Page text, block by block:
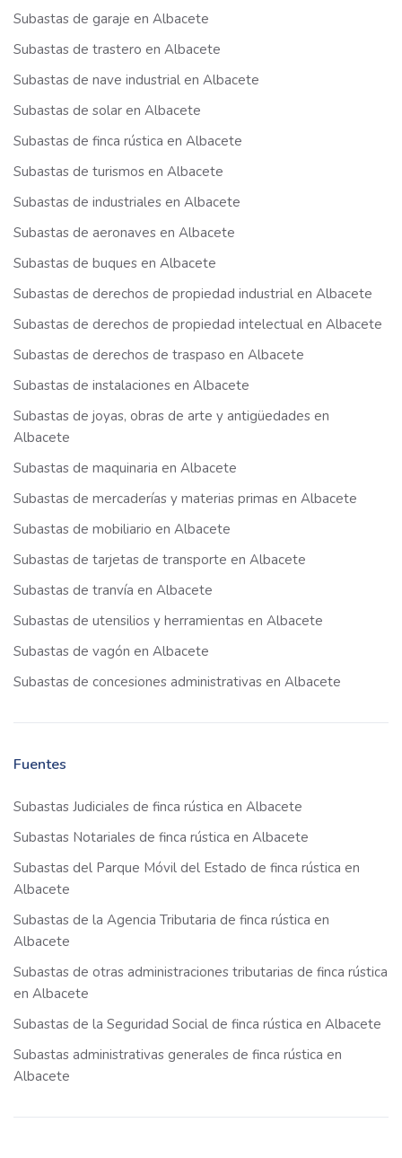
Subastas de garaje en Albacete
Subastas de trastero en Albacete
Subastas de nave industrial en Albacete
Subastas de solar en Albacete
Subastas de finca rústica en Albacete
Subastas de turismos en Albacete
Subastas de industriales en Albacete
Subastas de aeronaves en Albacete
Subastas de buques en Albacete
Subastas de derechos de propiedad industrial en Albacete
Subastas de derechos de propiedad intelectual en Albacete
Subastas de derechos de traspaso en Albacete
Subastas de instalaciones en Albacete
Subastas de joyas, obras de arte y antigüedades en
Albacete
Subastas de maquinaria en Albacete
Subastas de mercaderías y materias primas en Albacete
Subastas de mobiliario en Albacete
Subastas de tarjetas de transporte en Albacete
Subastas de tranvía en Albacete
Subastas de utensilios y herramientas en Albacete
Subastas de vagón en Albacete
Subastas de concesiones administrativas en Albacete
Fuentes
Subastas Judiciales de finca rústica en Albacete
Subastas Notariales de finca rústica en Albacete
Subastas del Parque Móvil del Estado de finca rústica en
Albacete
Subastas de la Agencia Tributaria de finca rústica en
Albacete
Subastas de otras administraciones tributarias de finca rústica
en Albacete
Subastas de la Seguridad Social de finca rústica en Albacete
Subastas administrativas generales de finca rústica en
Albacete